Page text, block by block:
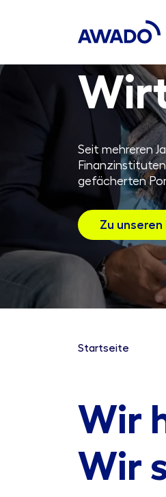
Seit mehreren
gefächerten
Zu
Startseite
Wir
Wir